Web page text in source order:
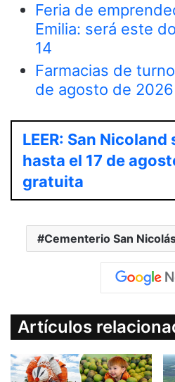
Feria de
Emilia: será este
14
Farmacias de
de agosto de 2026
LEER: San
hasta el 17 de
gratuita
Cementerio San
Artículos